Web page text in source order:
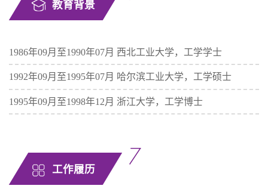
教育背景
1986年09月至1990年07月 西北工业大学，工学学士
1992年09月至1995年07月 哈尔滨工业大学，工学硕士
1995年09月至1998年12月 浙江大学，工学博士
工作履历